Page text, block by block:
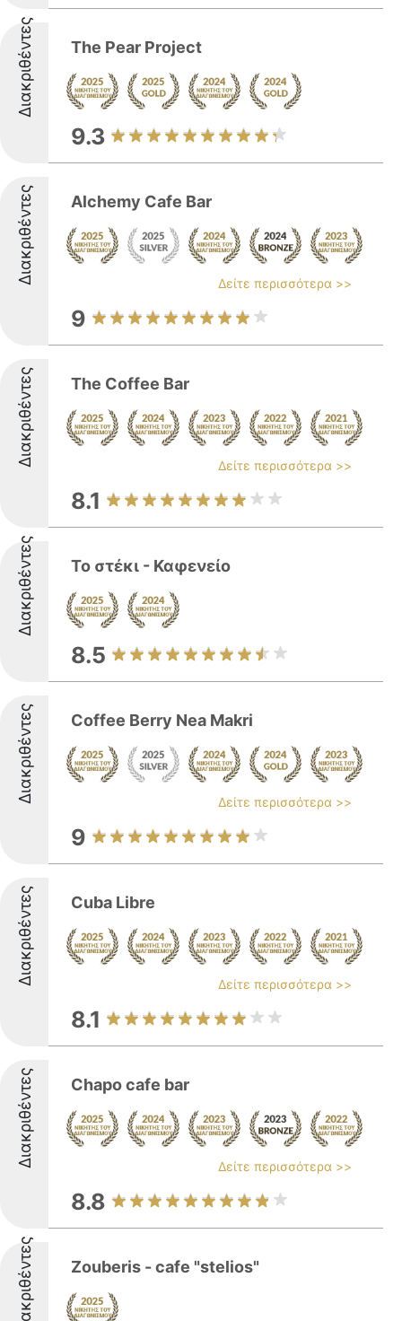
Διακριθέντες The Pear Project
9.3
Διακριθέντες Alchemy Cafe Bar
Δείτε περισσότερα >>
9
Διακριθέντες The Coffee Bar
Δείτε περισσότερα >>
8.1
Διακριθέντες Το στέκι - Καφενείο
8.5
Διακριθέντες Coffee Berry Nea Makri
Δείτε περισσότερα >>
9
Διακριθέντες Cuba Libre
Δείτε περισσότερα >>
8.1
Διακριθέντες Chapo cafe bar
Δείτε περισσότερα >>
8.8
Διακριθέντες Zouberis - cafe "steliοs"